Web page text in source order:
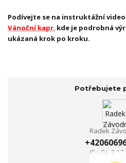
Podívejte se na instruktážní video
Vánoční kapr, kde je podrobná
ukázaná krok po kroku.
Potřebujete
Radek
(Po-Pá, 8-17